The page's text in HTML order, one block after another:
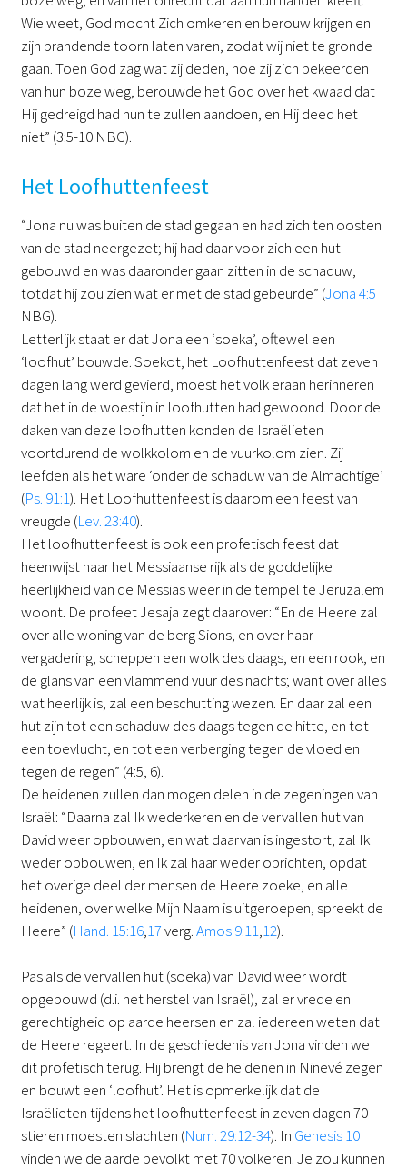
Wie weet, God mocht Zich omkeren en berouw krijgen en
zijn brandende toorn laten varen, zodat wij niet te gronde
gaan. Toen God zag wat zij deden, hoe zij zich bekeerden
van hun boze weg, berouwde het God over het kwaad dat
Hij gedreigd had hun te zullen aandoen, en Hij deed het
niet” (3:5-10 NBG).
Het Loofhuttenfeest
“Jona nu was buiten de stad gegaan en had zich ten oosten
van de stad neergezet; hij had daar voor zich een hut
gebouwd en was daaronder gaan zitten in de schaduw,
totdat hij zou zien wat er met de stad gebeurde” (Jona 4:5
NBG).
Letterlijk staat er dat Jona een ‘soeka’, oftewel een
‘loofhut’ bouwde. Soekot, het Loofhuttenfeest dat zeven
dagen lang werd gevierd, moest het volk eraan herinneren
dat het in de woestijn in loofhutten had gewoond. Door de
daken van deze loofhutten konden de Israëlieten
voortdurend de wolkkolom en de vuurkolom zien. Zij
leefden als het ware ‘onder de schaduw van de Almachtige’
(Ps. 91:1). Het Loofhuttenfeest is daarom een feest van
vreugde (Lev. 23:40).
Het loofhuttenfeest is ook een profetisch feest dat
heenwijst naar het Messiaanse rijk als de goddelijke
heerlijkheid van de Messias weer in de tempel te Jeruzalem
woont. De profeet Jesaja zegt daarover: “En de Heere zal
over alle woning van de berg Sions, en over haar
vergadering, scheppen een wolk des daags, en een rook, en
de glans van een vlammend vuur des nachts; want over alles
wat heerlijk is, zal een beschutting wezen. En daar zal een
hut zijn tot een schaduw des daags tegen de hitte, en tot
een toevlucht, en tot een verberging tegen de vloed en
tegen de regen” (4:5, 6).
De heidenen zullen dan mogen delen in de zegeningen van
Israël: “Daarna zal Ik wederkeren en de vervallen hut van
David weer opbouwen, en wat daarvan is ingestort, zal Ik
weder opbouwen, en Ik zal haar weder oprichten, opdat
het overige deel der mensen de Heere zoeke, en alle
heidenen, over welke Mijn Naam is uitgeroepen, spreekt de
Heere” (Hand. 15:16,17verg.Amos 9:11,12).
Pas als de vervallen hut (soeka) van David weer wordt
opgebouwd (d.i. het herstel van Israël), zal er vrede en
gerechtigheid op aarde heersen en zal iedereen weten dat
de Heere regeert. In de geschiedenis van Jona vinden we
dit profetisch terug. Hij brengt de heidenen in Ninevé zegen
en bouwt een ‘loofhut’. Het is opmerkelijk dat de
Israëlieten tijdens het loofhuttenfeest in zeven dagen 70
stieren moesten slachten (Num. 29:12-34). In Genesis 10
vinden we de aarde bevolkt met 70 volkeren. Je zou kunnen